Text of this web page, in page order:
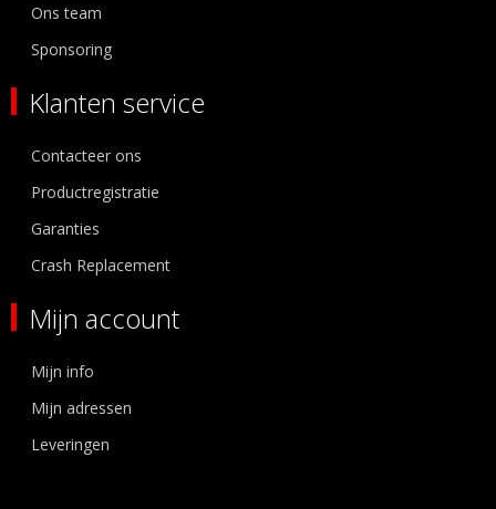
Ons team
Sponsoring
Klanten service
Contacteer ons
Productregistratie
Garanties
Crash Replacement
Mijn account
Mijn info
Mijn adressen
Leveringen